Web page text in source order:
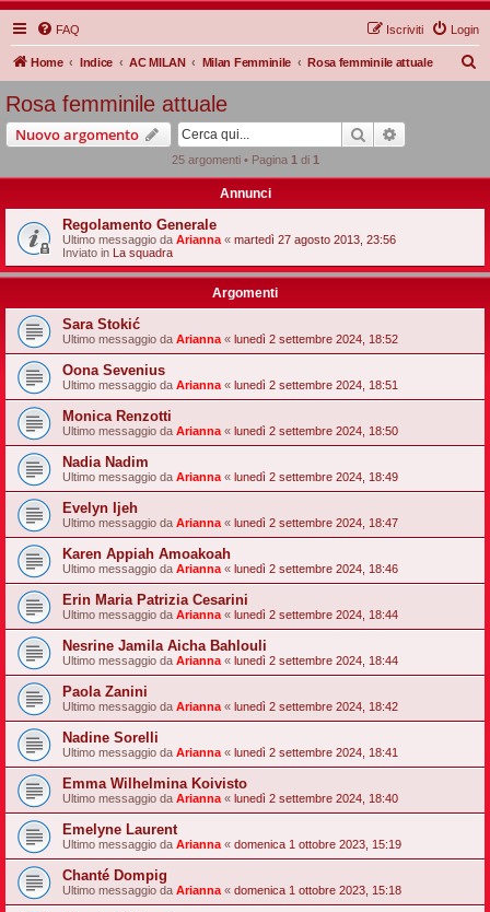
FAQ Login
Iscriviti
Home Indice AC MILAN Milan Femminile Rosa femminile attuale
Rosa femminile attuale
Nuovo argomento Cerca
25 argomenti • Pagina 1 di 1
Annunci
Regolamento Generale
Ultimo messaggio da Arianna « martedì 27 agosto 2013, 23:56
Inviato in La squadra
Argomenti
Sara Stokić
Ultimo messaggio da Arianna « lunedì 2 settembre 2024, 18:52
Oona Sevenius
Ultimo messaggio da Arianna « lunedì 2 settembre 2024, 18:51
Monica Renzotti
Ultimo messaggio da Arianna « lunedì 2 settembre 2024, 18:50
Nadia Nadim
Ultimo messaggio da Arianna « lunedì 2 settembre 2024, 18:49
Evelyn Ijeh
Ultimo messaggio da Arianna « lunedì 2 settembre 2024, 18:47
Karen Appiah Amoakoah
Ultimo messaggio da Arianna « lunedì 2 settembre 2024, 18:46
Erin Maria Patrizia Cesarini
Ultimo messaggio da Arianna « lunedì 2 settembre 2024, 18:44
Nesrine Jamila Aicha Bahlouli
Ultimo messaggio da Arianna « lunedì 2 settembre 2024, 18:44
Paola Zanini
Ultimo messaggio da Arianna « lunedì 2 settembre 2024, 18:42
Nadine Sorelli
Ultimo messaggio da Arianna « lunedì 2 settembre 2024, 18:41
Emma Wilhelmina Koivisto
Ultimo messaggio da Arianna « lunedì 2 settembre 2024, 18:40
Emelyne Laurent
Ultimo messaggio da Arianna « domenica 1 ottobre 2023, 15:19
Chanté Dompig
Ultimo messaggio da Arianna « domenica 1 ottobre 2023, 15:18